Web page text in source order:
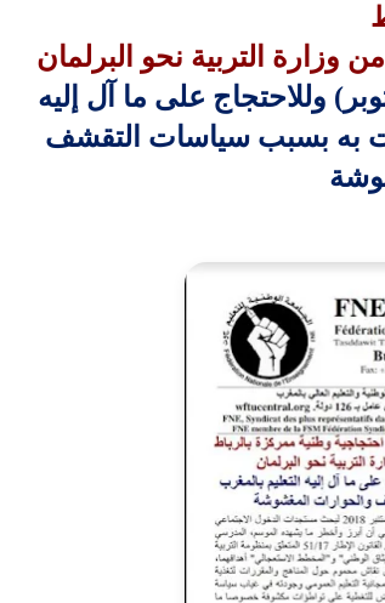
اليوم العالمي للمدرس (5 أكتوبر) وللاحتجاج على ما آل إليه
به بسبب سياسات التقشف